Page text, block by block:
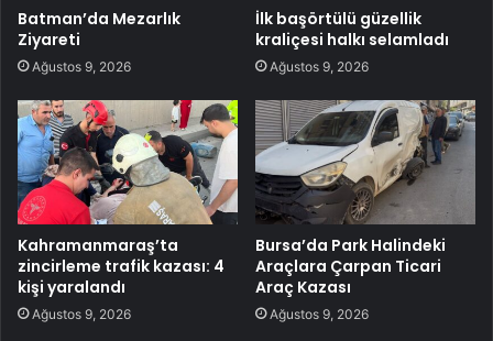
Batman’da Mezarlık
Ziyareti
Ağustos 9, 2026
İlk başörtülü güzellik
kraliçesi halkı selamladı
Ağustos 9, 2026
Kahramanmaraş’ta
zincirleme trafik kazası: 4
kişi yaralandı
Ağustos 9, 2026
Bursa’da Park Halindeki
Araçlara Çarpan Ticari
Araç Kazası
Ağustos 9, 2026